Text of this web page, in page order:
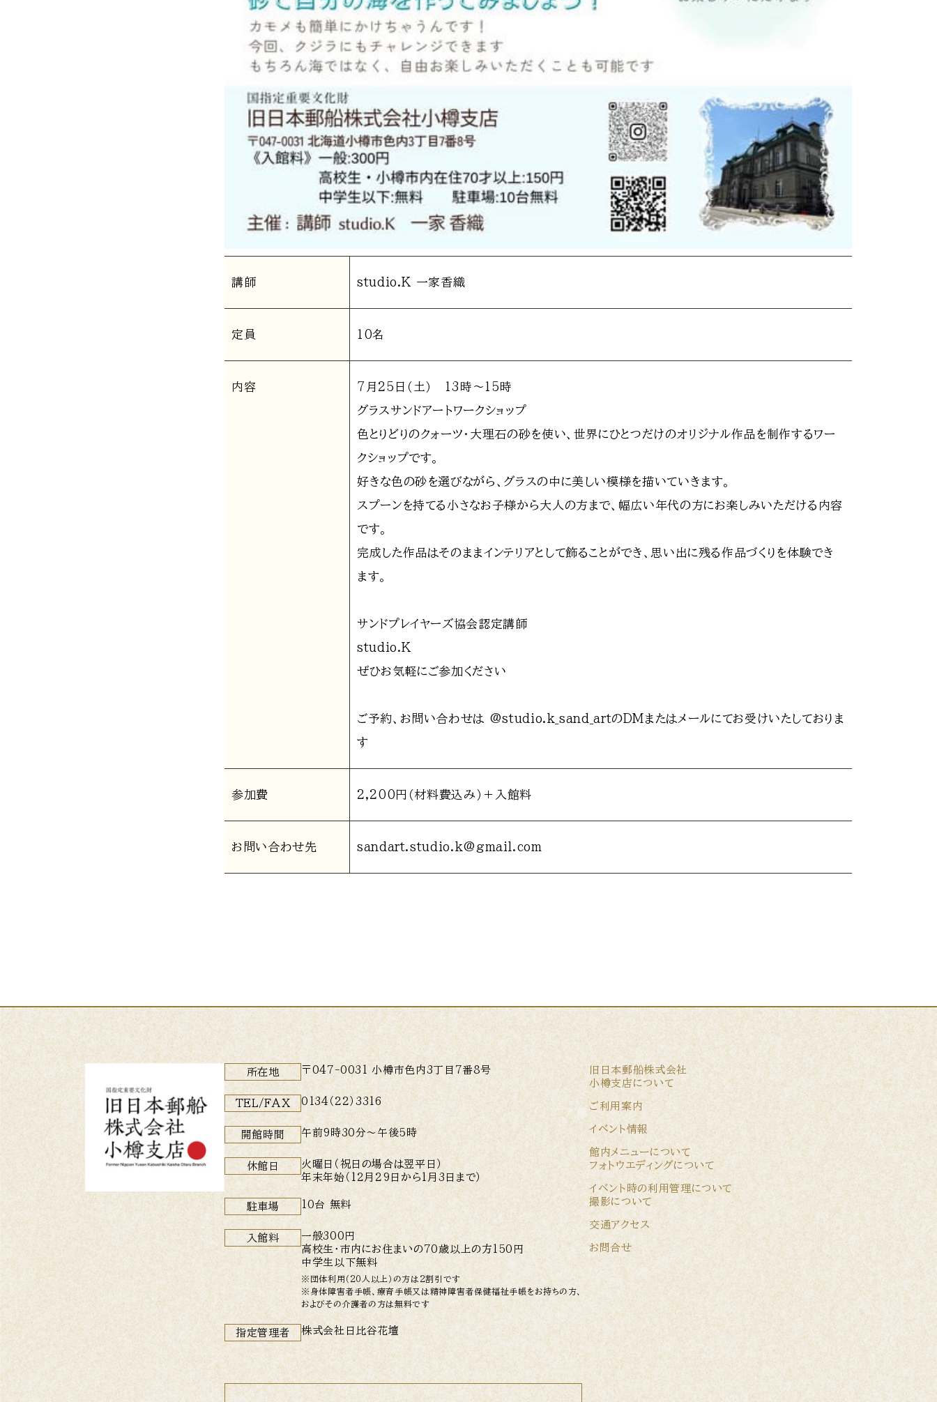
講師 studio.K 一家香織
定員 10名
内容
7月25日（土） 13時〜15時
グラスサンドアートワークショップ
色とりどりのクォーツ・大理石の砂を使い、世界にひとつだけのオリジナル作品を制作するワー
クショップです。
好きな色の砂を選びながら、グラスの中に美しい模様を描いていきます。
スプーンを持てる小さなお子様から大人の方まで、幅広い年代の方にお楽しみいただける内容
です。
完成した作品はそのままインテリアとして飾ることができ、思い出に残る作品づくりを体験でき
ます。
サンドプレイヤーズ協会認定講師
studio.K
ぜひお気軽にご参加ください
ご予約、お問い合わせは @studio.k_sand_artのDMまたはメールにてお受けいたしておりま
す
参加費 2,200円（材料費込み）＋入館料
お問い合わせ先 sandart.studio.k@gmail.com
所在地 〒047-0031 小樽市色内3丁目7番8号
TEL/FAX 0134（22）3316
開館時間 午前9時30分〜午後5時
休館日
火曜日（祝日の場合は翌平日）
年末年始（12月29日から1月3日まで）
駐車場 10台 無料
入館料
一般300円
高校生・市内にお住まいの70歳以上の方150円
中学生以下無料
※団体利用（20人以上）の方は2割引です
※身体障害者手帳、療育手帳又は精神障害者保健福祉手帳をお持ちの方、
およびその介護者の方は無料です
指定管理者 株式会社日比谷花壇
旧日本郵船株式会社
小樽支店について
ご利用案内
イベント情報
館内メニューについて
フォトウエディングについて
イベント時の利用管理について
撮影について
交通アクセス
お問合せ